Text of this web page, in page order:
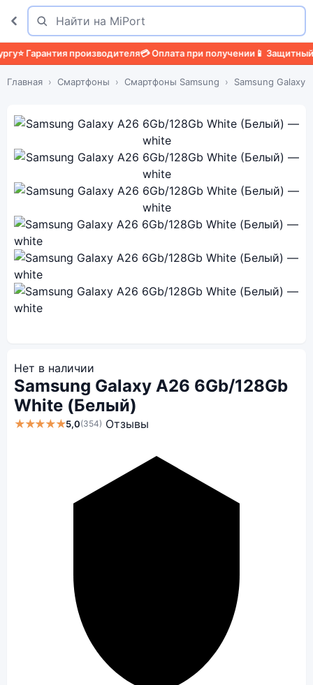
Поиск
Найти
производителя💳 Оплата при получении📱 Защитный
Главная Смартфоны Смартфоны Samsung Samsung Galaxy
Нет в наличии
Samsung Galaxy A26 6Gb/128Gb
White (Белый)
★★★★★5,0(354) Отзывы